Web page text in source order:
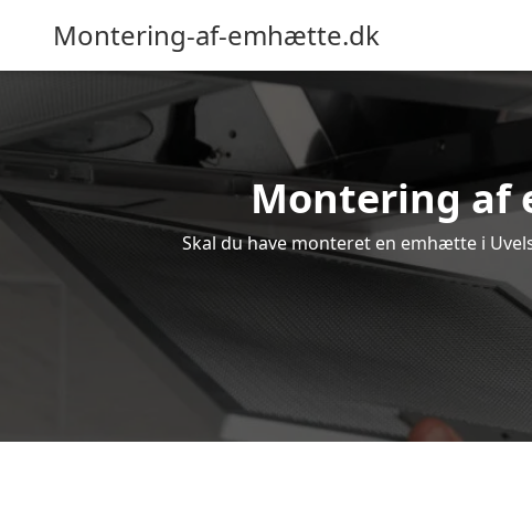
Montering-af-emhætte.dk
Montering af
Skal du have monteret en emhætte i